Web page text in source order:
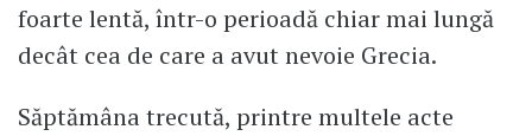
foarte lentă, într-o perioadă chiar mai lungă
decât cea de care a avut nevoie Grecia.
Săptămâna trecută, printre multele acte